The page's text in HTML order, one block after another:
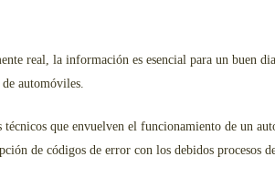
real, la información es esencial para un buen
automóviles.
que envuelven el funcionamiento de un
de códigos de error con los debidos procesos